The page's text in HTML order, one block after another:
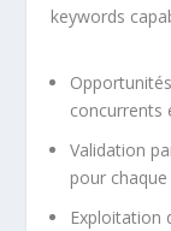
keywords
concurrents
Validation
pour
Exploitation